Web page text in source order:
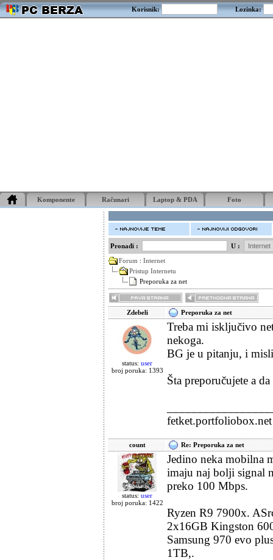
Korisnik: Lozinka:
Komponente Računari Laptop & PDA Foto
Pronađi :
U :
Forum : Internet
Pristup Internetu
Preporuka za net
Zdebeli Preporuka za net
status: user
broj poruka: 1393
Treba mi isključivo
nekoga.
BG je u pitanju, i
Šta preporučujete a
fetket.portfoliobox.net
count Re: Preporuka za net
status: user
broj poruka: 1422
Jedino neka mobilna
imaju naj bolji signal
preko 100 Mbps.
Ryzen R9 7900x.
2x16GB Kingston
Samsung 970 evo
1TB,.